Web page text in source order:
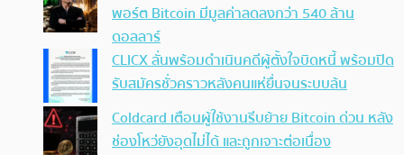
พอร์ต Bitcoin มีมูลค่าลดลงกว่า 540 ล้าน
ดอลลาร์
CLICX ลั่นพร้อมดำเนินคดีผู้ตั้งใจบิดหนี้ พร้อมปิด
รับสมัครชั่วคราวหลังคนแห่ยื่นจนระบบล้น
Coldcard เตือนผู้ใช้งานรีบย้าย Bitcoin ด่วน หลัง
ช่องโหว่ยังอุดไม่ได้ และถูกเจาะต่อเนื่อง